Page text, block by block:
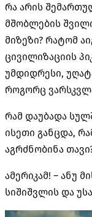
რა არის
მშობლების
მიზეზი? რატომ
ცივილიზაციის
უმდიდრესი,
როგორც
რამ დაუბადა
ისეთი განცდა,
აგრძნობინა
ამერიკამ! – ანუ
სიშიშვლის და